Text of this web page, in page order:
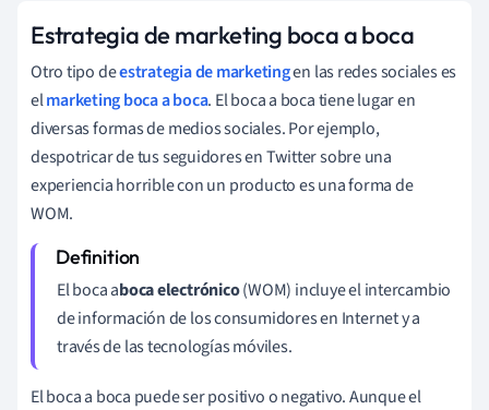
Estrategia de marketing boca a boca
Otro tipo deestrategia de marketingen las redes sociales es
elmarketing boca a boca. El boca a boca tiene lugar en
diversas formas de medios sociales. Por ejemplo,
despotricar de tus seguidores en Twitter sobre una
experiencia horrible con un producto es una forma de
WOM.
El boca aboca electrónico(WOM) incluye el intercambio
de información de los consumidores en Internet y a
través de las tecnologías móviles.
El boca a boca puede ser positivo o negativo. Aunque el